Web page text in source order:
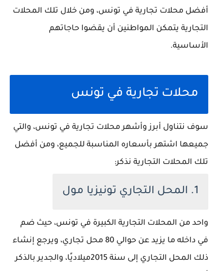
أفضل محلات تجارية في تونس، ومن خلال تلك المحلات
التجارية يتمكن المواطنين أن يقضوا حاجاتهم
الأساسية.
محلات تجارية في تونس
سوف نتناول أبرز وأشهر محلات تجارية في تونس، والتي
جميعها اشتهر بأسعاره المناسبة للجميع، ومن أفضل
تلك المحلات التجارية نذكر:
1. المحل التجاري تونيزيا مول
واحد من المحلات التجارية الكبيرة في تونس، حيث ضم
في داخله ما يزيد عن حوالي 80 محل تجاري، ويرجع إنشاء
ذلك المحل التجاري إلى سنة 2015ميلاديًا، والجدير بالذكر